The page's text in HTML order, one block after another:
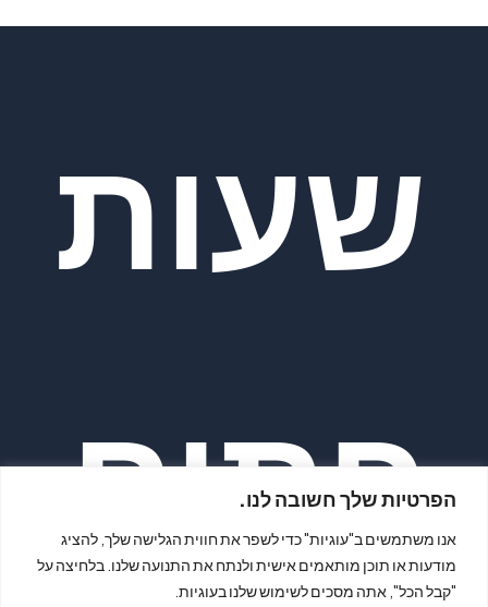
הפרטיות שלך חשובה לנו.
אנו משתמשים ב"עוגיות" כדי לשפר את חווית הגלישה שלך, להציג
מודעות או תוכן מותאמים אישית ולנתח את התנועה שלנו. בלחיצה על
"קבל הכל", אתה מסכים לשימוש שלנו בעוגיות.
שעות
פתיח